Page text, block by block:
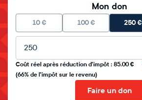
Mon don
10 € 100 € 250€
Montant libre
Coût réel après réduction d'impôt : 85.00 €
(66% de l'impôt sur le revenu)
Faire un don